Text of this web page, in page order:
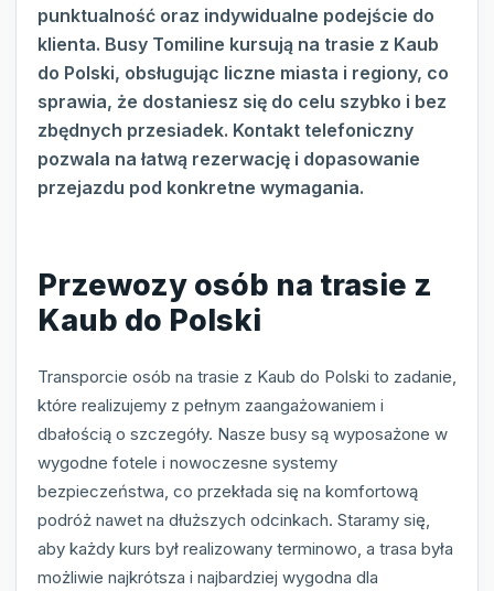
punktualność oraz indywidualne podejście do
klienta. Busy Tomiline kursują na trasie z Kaub
do Polski, obsługując liczne miasta i regiony, co
sprawia, że dostaniesz się do celu szybko i bez
zbędnych przesiadek. Kontakt telefoniczny
pozwala na łatwą rezerwację i dopasowanie
przejazdu pod konkretne wymagania.
Przewozy osób na trasie z
Kaub do Polski
Transporcie osób na trasie z Kaub do Polski to zadanie,
które realizujemy z pełnym zaangażowaniem i
dbałością o szczegóły. Nasze busy są wyposażone w
wygodne fotele i nowoczesne systemy
bezpieczeństwa, co przekłada się na komfortową
podróż nawet na dłuższych odcinkach. Staramy się,
aby każdy kurs był realizowany terminowo, a trasa była
możliwie najkrótsza i najbardziej wygodna dla